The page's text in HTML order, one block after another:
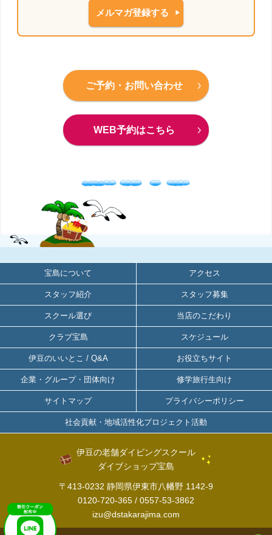
メルマガ登録する
ご予約・お問い合わせ
WEB予約はこちら
宝島について アクセス
スタッフ紹介 スタッフ募集
スクール選び 当店のこだわり
クラブ宝島 スケジュール
伊豆のいいとこ / Q&A お役立ちサイト
企業・グループ・団体向け 修学旅行生向け
サイトマップ プライバシーポリシー
社会貢献・地域活性化プロジェクト活動
伊豆の老舗ダイビングスクール
ダイブショップ宝島
〒413-0232 静岡県伊東市八幡野 1142-9
0120-720-365 / 0557-53-3862
izu@dstakarajima.com